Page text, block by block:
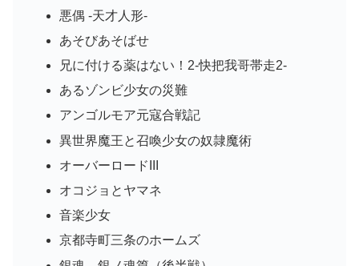
悪偶 -天才人形-
あそびあそばせ
兄に付ける薬はない！2-快把我哥帯走2-
あるゾンビ少女の災難
アンゴルモア元寇合戦記
異世界魔王と召喚少女の奴隷魔術
オーバーロードIII
オコジョとヤマネ
音楽少女
京都寺町三条のホームズ